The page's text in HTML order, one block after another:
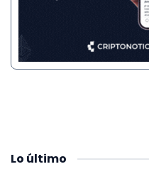
Lo último